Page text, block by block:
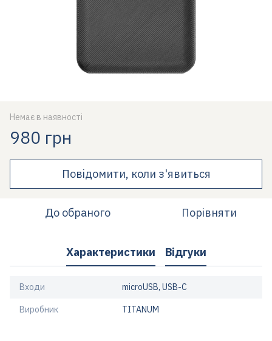
Немає в наявності
980 грн
Повідомити, коли з'явиться
До обраного Порівняти
Характеристики Відгуки
Входи microUSB, USB-C
Виробник TITANUM